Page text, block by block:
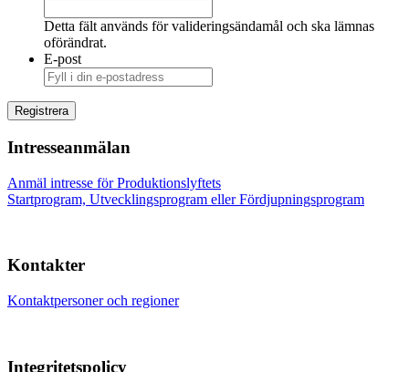
Detta fält används för valideringsändamål och ska lämnas
oförändrat.
E-post
Intresseanmälan
Anmäl intresse för Produktionslyftets
Startprogram, Utvecklingsprogram eller Fördjupningsprogram
Kontakter
Kontaktpersoner och regioner
Integritetspolicy